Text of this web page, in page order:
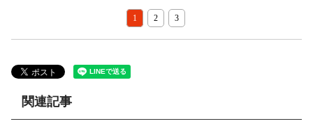
1 2 3
関連記事